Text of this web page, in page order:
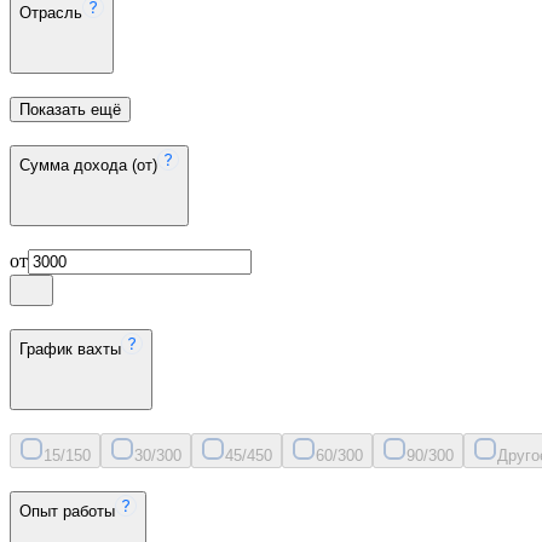
Отрасль
Показать ещё
Сумма дохода (от)
от
График вахты
15/150 30/300 45/450 60/300 90/300
Опыт работы